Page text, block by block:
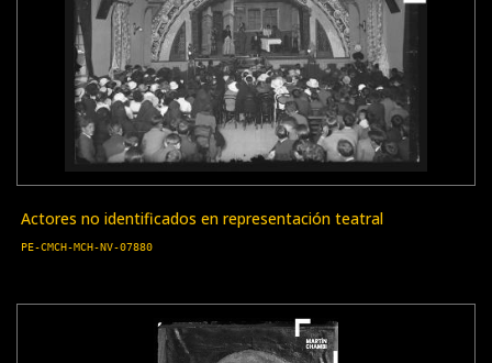
Actores no identificados en representación teatral
PE-CMCH-MCH-NV-07880